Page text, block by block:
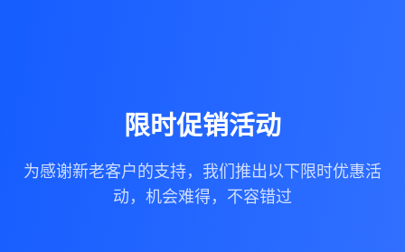
限时促销活动
为感谢新老客户的支持，我们推出以下限时优惠活
动，机会难得，不容错过